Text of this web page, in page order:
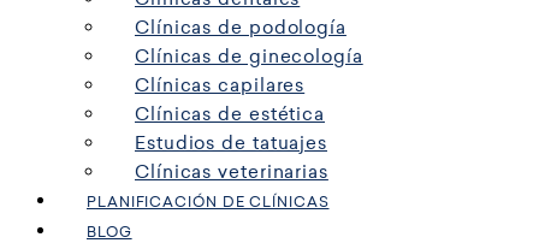
Clínicas de podología
Clínicas de ginecología
Clínicas capilares
Clínicas de estética
Estudios de tatuajes
Clínicas veterinarias
PLANIFICACIÓN DE CLÍNICAS
BLOG